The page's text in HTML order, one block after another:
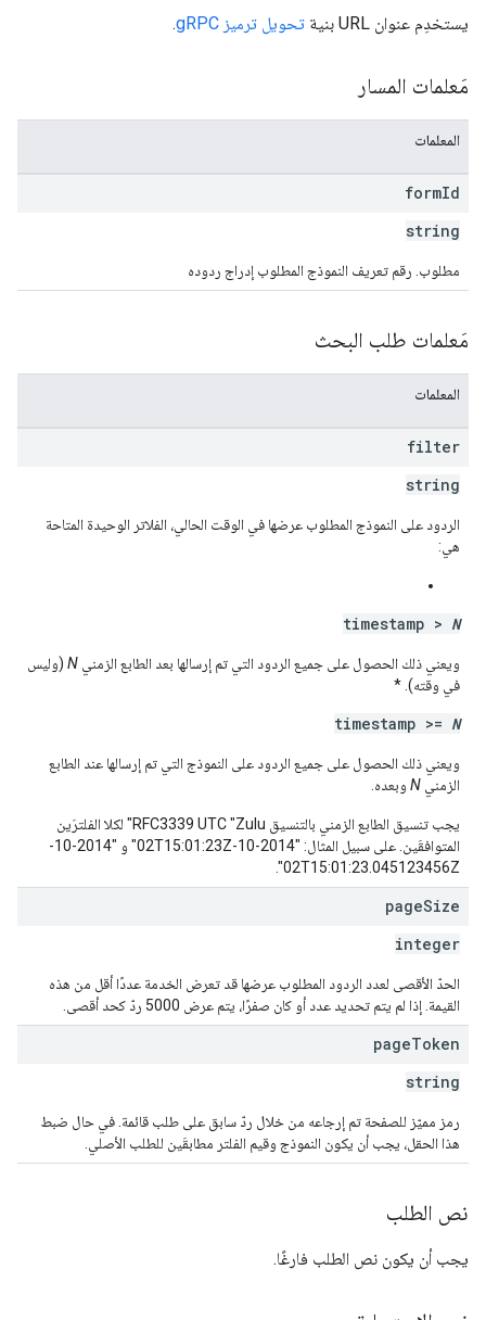
يستخدِم عنوان URL بنية تحويل ترميز gRPC .
مَعلمات المسار
المعلمات
formId
string
مطلوب. رقم تعريف النموذج المطلوب إدراج ردوده
مَعلمات طلب البحث
المعلمات
filter
string
الردود على النموذج المطلوب عرضها في الوقت الحالي، الفلاتر الوحيدة المتاحة
هي:
timestamp > N
ويعني ذلك الحصول على جميع الردود التي تم إرسالها بعد الطابع الزمني N (وليس
في وقته). *
timestamp >= N
ويعني ذلك الحصول على جميع الردود على النموذج التي تم إرسالها عند الطابع
الزمني N وبعده.
يجب تنسيق الطابع الزمني بالتنسيق RFC3339 UTC "Zulu" لكلا الفلترَين
المتوافقَين. على سبيل المثال: "2014-10-02T15:01:23Z" و "2014-10-
02T15:01:23.045123456Z".
pageSize
integer
الحدّ الأقصى لعدد الردود المطلوب عرضها قد تعرض الخدمة عددًا أقل من هذه
القيمة. إذا لم يتم تحديد عدد أو كان صفرًا، يتم عرض 5000 ردّ كحد أقصى.
pageToken
string
رمز مميّز للصفحة تم إرجاعه من خلال ردّ سابق على طلب قائمة. في حال ضبط
هذا الحقل، يجب أن يكون النموذج وقيم الفلتر مطابقَين للطلب الأصلي.
نص الطلب
يجب أن يكون نص الطلب فارغًا.